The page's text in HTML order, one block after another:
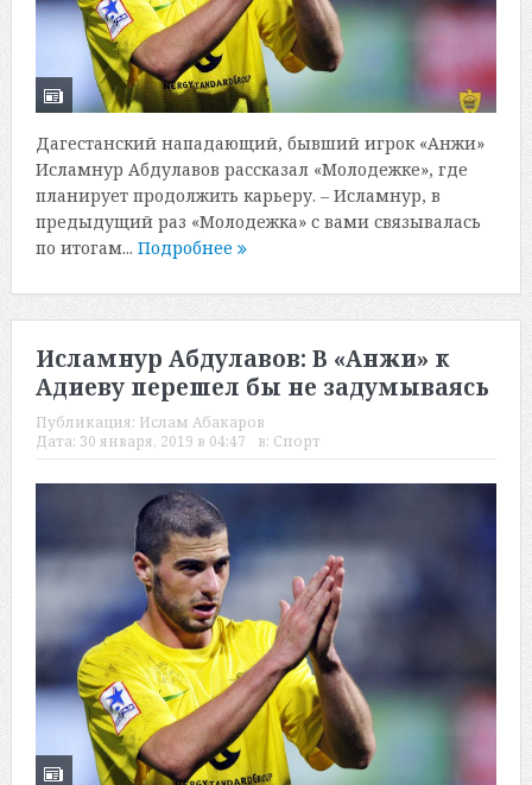
Дагестанский нападающий, бывший игрок «Анжи»
Исламнур Абдулавов рассказал «Молодежке», где
планирует продолжить карьеру. – Исламнур, в
предыдущий раз «Молодежка» с вами связывалась
по итогам... Подробнее
Исламнур Абдулавов: В «Анжи» к
Адиеву перешел бы не задумываясь
Публикация: Ислам Абакаров
Дата: 30 января, 2019 в 04:47 в: Спорт